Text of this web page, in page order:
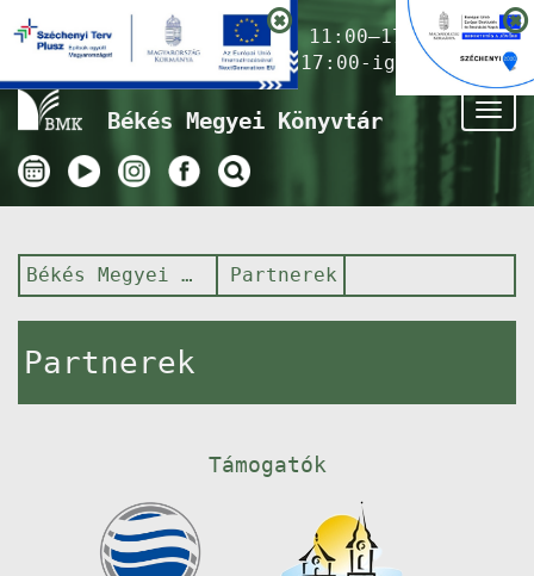
Nyitvatartás ma:11:00–17:00
(Gyermekkönyvtár 17:00-ig)
Békés Megyei Könyvtár
Békés Megyei Könyvtár Partnerek
Partnerek
Támogatók